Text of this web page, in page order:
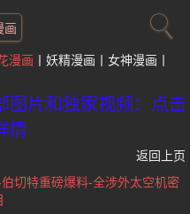
画
漫画 妖精漫画
女神漫画
图片和独家视频：点击
情
返回上页
切特重磅爆料-全涉外太空机密